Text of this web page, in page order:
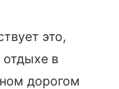
это,
в
дорогом